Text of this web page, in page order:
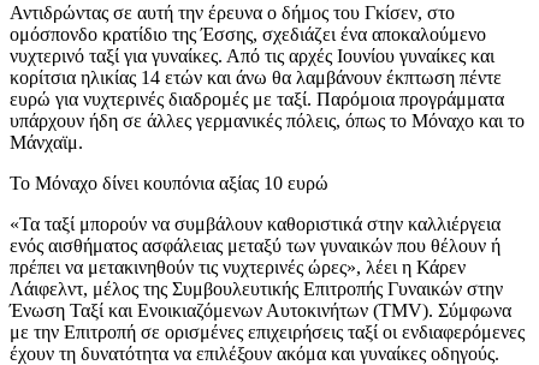
Αντιδρώντας σε αυτή την έρευνα ο δήμος του Γκίσεν, στο
ομόσπονδο κρατίδιο της Έσσης, σχεδιάζει ένα αποκαλούμενο
νυχτερινό ταξί για γυναίκες. Από τις αρχές Ιουνίου γυναίκες και
κορίτσια ηλικίας 14 ετών και άνω θα λαμβάνουν έκπτωση πέντε
ευρώ για νυχτερινές διαδρομές με ταξί. Παρόμοια προγράμματα
υπάρχουν ήδη σε άλλες γερμανικές πόλεις, όπως το Μόναχο και το
Μάνχαϊμ.
Το Μόναχο δίνει κουπόνια αξίας 10 ευρώ
«Τα ταξί μπορούν να συμβάλουν καθοριστικά στην καλλιέργεια
ενός αισθήματος ασφάλειας μεταξύ των γυναικών που θέλουν ή
πρέπει να μετακινηθούν τις νυχτερινές ώρες», λέει η Κάρεν
Λάιφελντ, μέλος της Συμβουλευτικής Επιτροπής Γυναικών στην
Ένωση Ταξί και Ενοικιαζόμενων Αυτοκινήτων (TMV). Σύμφωνα
με την Επιτροπή σε ορισμένες επιχειρήσεις ταξί οι ενδιαφερόμενες
έχουν τη δυνατότητα να επιλέξουν ακόμα και γυναίκες οδηγούς.